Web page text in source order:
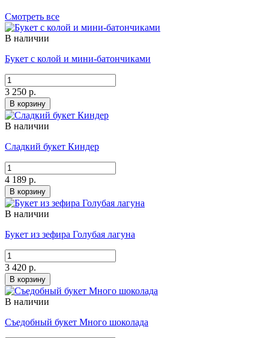
Смотреть все
В наличии
Букет с колой и мини-батончиками
3 250 р.
В корзину
В наличии
Сладкий букет Киндер
4 189 р.
В корзину
В наличии
Букет из зефира Голубая лагуна
3 420 р.
В корзину
В наличии
Съедобный букет Много шоколада